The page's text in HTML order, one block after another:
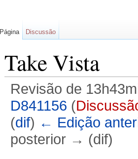
Take Vista
Revisão de
D841156 (
(dif) ← Edição
posterior → (dif)
Página Discussão